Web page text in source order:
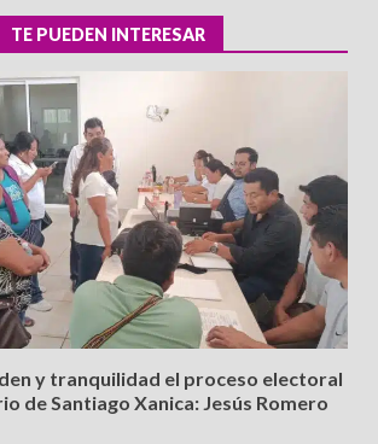
TE PUEDEN INTERESAR
y tranquilidad el proceso electoral
de Santiago Xanica: Jesús Romero